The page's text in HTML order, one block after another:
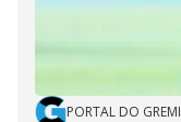
PORTAL DO